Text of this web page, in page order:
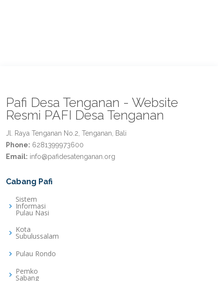
Pafi Desa Tenganan - Website
Resmi PAFI Desa Tenganan
Jl. Raya Tenganan No.2, Tenganan, Bali
Phone: 6281399973600
Email: info@pafidesatenganan.org
Cabang Pafi
Sistem
Informasi
Pulau Nasi
Kota
Subulussalam
Pulau Rondo
Pemko
Sabang